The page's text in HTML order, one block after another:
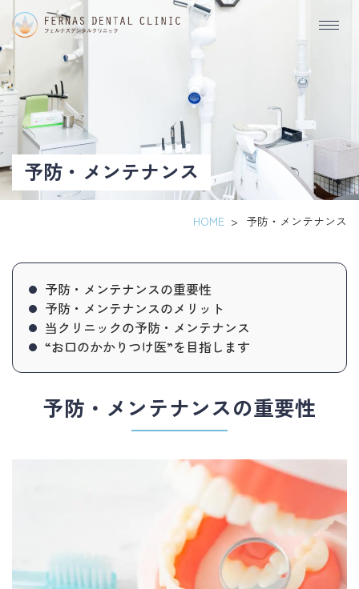
予
防・
メ
ン
テ
ナ
HOME > 予防・メンテナンス
予防・メンテナンス
予防・メンテナンスの重要性
予防・メンテナンスのメリット
当クリニックの予防・メンテナンス
“お口のかかりつけ医”を目指します
予防・メンテナンスの重要性